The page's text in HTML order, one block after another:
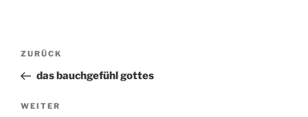
Beitragsnavigation
Vorheriger
Beitrag
ZURÜCK
das bauchgefühl gottes
Nächster
WEITER